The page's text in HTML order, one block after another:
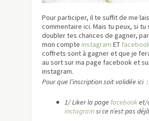
Pour participer, il te suffit de me
commentaire ici. Mais tu peux, si tu
doubler tes chances de gagner,
mon compte instagram ET
coffrets sont à gagner et que je
au sort sur ma page facebook et
instagram.
Pour que l’inscription soit validée ici :
1/ Liker la pagefacebooket/
instagramsi ce n’est pas